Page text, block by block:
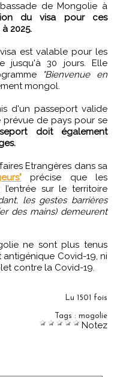
de Mongolie à
du visa pour ces
2025.
est valable pour les
jusqu'à 30 jours. Elle
"Bienvenue en
mongol.
d'un passeport valide
prévue de pays pour se
doit également
Etrangères dans sa
précise que les
sur le territoire
les gestes barrières
des mains) demeurent
antigénique Covid-19, ni
contre la Covid-19.
Lu 1501 fois
Tags : mogolie
Notez